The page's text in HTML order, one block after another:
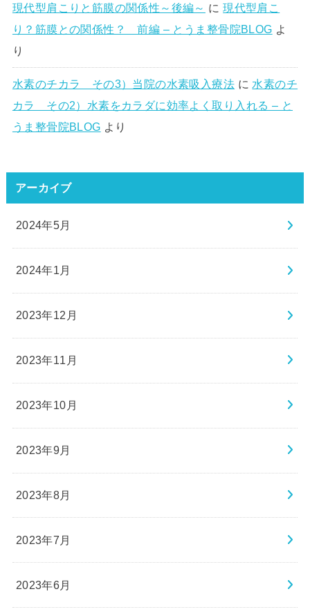
現代型肩こりと筋膜の関係性～後編～ に現代型肩こ
り？筋膜との関係性？ 前編 – とうま整骨院BLOG よ
り
水素のチカラ その3）当院の水素吸入療法 に 水素のチ
カラ その2）水素をカラダに効率よく取り入れる – と
うま整骨院BLOG より
アーカイブ
2024年5月
2024年1月
2023年12月
2023年11月
2023年10月
2023年9月
2023年8月
2023年7月
2023年6月